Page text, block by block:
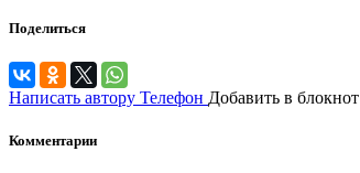
Поделиться
Написать автору Телефон Добавить в блокнот
Комментарии